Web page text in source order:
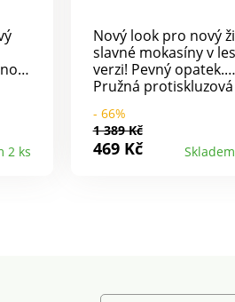
2 ks
Nový look pro nový
slavné mokasíny v
verzi! Pevný opatek.
Pružná protiskluzová
Snadné na
- 66%
1 389 Kč
469 Kč